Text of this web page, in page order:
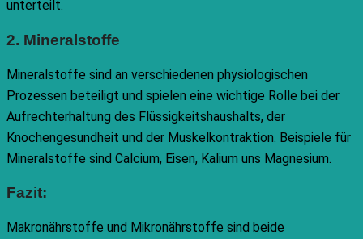
unterteilt.
2. Mineralstoffe
Mineralstoffe sind an verschiedenen physiologischen
Prozessen beteiligt und spielen eine wichtige Rolle bei der
Aufrechterhaltung des Flüssigkeitshaushalts, der
Knochengesundheit und der Muskelkontraktion. Beispiele für
Mineralstoffe sind Calcium, Eisen, Kalium uns Magnesium.
Fazit:
Makronährstoffe und Mikronährstoffe sind beide